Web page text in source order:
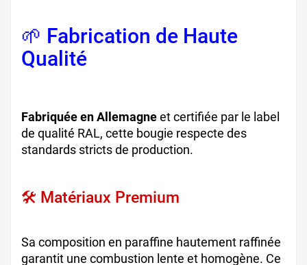
🌱 Fabrication de Haute
Qualité
Fabriquée en Allemagneet certifiée par le label
de qualité RAL, cette bougie respecte des
standards stricts de production.
🛠️ Matériaux Premium
Sa composition en paraffine hautement raffinée
garantit une combustion lente et homogène. Ce